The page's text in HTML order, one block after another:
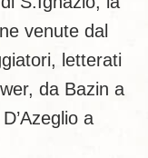
venute dal
letterati
da Bazin a
a